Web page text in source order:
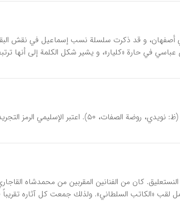
آراي عباسي في حارة «كليار»، و يشير شكل الكلمة إلى أنها
اَلْإسْليميّ، أحد التصاميم الرئيسه السبعة في الرسم التقليدي الإيراني (ظ: نويدي،
المعروف‌ في قلم النستعليق‌. كان‌ من‌ الفنانين‌ المقربين‌ من‌ محمد‌شاه‌
لقب‌ «الكاتب‌ السلطاني». ولذلك جمعت‌ كل‌ آثاره‌